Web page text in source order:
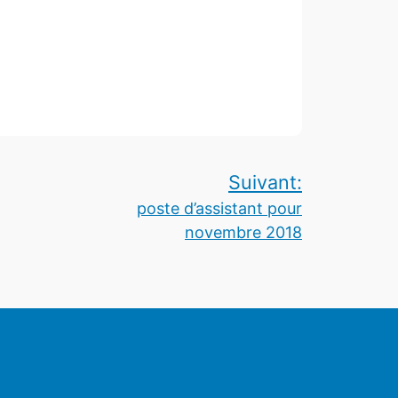
Suivant:
poste d’assistant pour
novembre 2018